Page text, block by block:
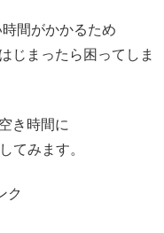
間がかかるため
じまったら困ってしま
き時間に
てみます。
ク